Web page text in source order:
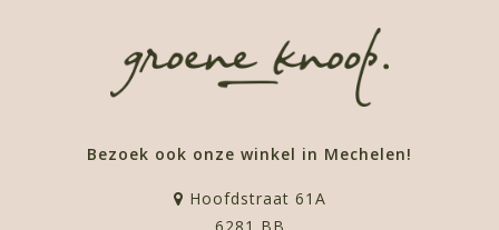
Bezoek ook onze winkel in Mechelen!
Hoofdstraat 61A